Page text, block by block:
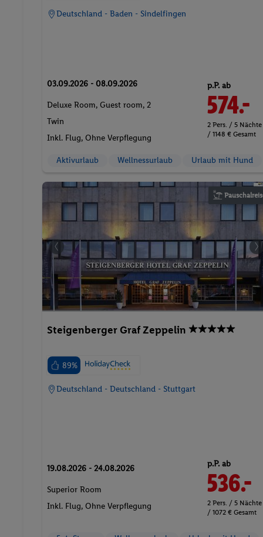
Deutschland - Baden - Sindelfingen
03.09.2026 - 08.09.2026
Deluxe Room, Guest room, 2
Twin
Inkl. Flug, Ohne Verpflegung
p.P. ab
574.-
2 Pers. / 5 Nächte
/ 1148 € Gesamt
Aktivurlaub Wellnessurlaub Urlaub mit Hund
Steigenberger Graf Zeppelin
89%
Deutschland - Deutschland - Stuttgart
19.08.2026 - 24.08.2026
Superior Room
Inkl. Flug, Ohne Verpflegung
p.P. ab
536.-
2 Pers. / 5 Nächte
/ 1072 € Gesamt